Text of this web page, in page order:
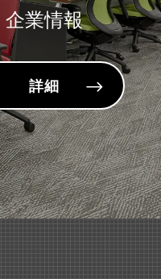
『スタンダードデ
～用途に合わせて
商品・サービス
『＜sumafy（スマ
～お子様が描いた
適時開示
固定資産の譲渡お
社会福祉法人「日本
雑誌・書籍
雑誌「モノ・マガ
企業情報
詳細